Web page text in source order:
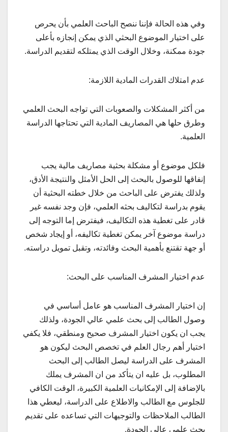
وفي هذه الحالة فإننا ننصح الباحث العلمي بأن يحرص
على اختيار الموضوع البحثي الذي يمكن إنجازه بأعلى
جودة ممكنة، وخلال الوقت الذي يمتلكه لتقديم الدراسة.
عدم امتلاك القدرات المادية اللازمة:
من أكثر المشكلات والصعوبات التي تواجه البحث العلمي
وطرق حلها هي المصاريف المادية التي تحتاجها الدراسة
العلمية.
فلكل موضوع أو مشكلة بحثية مصاريف مالية يجب
إنفاقها للوصول بالبحث إلى الحل الأمثل والنتيجة الأدق،
ولذلك يفترض على الباحث من خلال خطته البحثية أن
يقوم بدراسة لتكاليف بحثه العلمي، فإن وجد نفسه غير
قادر على تغطية هذه التكاليف، فيفترض إما التوجه إلى
دراسة موضوع آخر يمكن تغطية تكاليفه، أو إيجاد شخص
أو جهة تقتنع بأهمية البحث وفائدته، وتقبل تمويل دراسته.
عدم اختيار المشرف المناسب على البحث:
إن اختيار المشرف المناسب هو عامل أساسي في
وصول الطالب إلى بحث علمي عالي الجودة، ولذلك
يجب ان يكون اختيار المشرف صحيح ومنطقي، فلا يكفي
اختيار أهم رجال العلم في تخصص البحث ليكون هو
المشرف على الدراسة ليصل الطالب إلى البحث
المطلوب، بل عليه ان يتأكد من ان المشرف يملك
بالإضافة إلى الإمكانيات العلمية الكبيرة، الوقت الكافي
للجلوس مع الطالب والاطلاع على الدراسة، ليعطي هذا
الطالب الملاحظات والتوجيهات التي تساعده على تقديم
بحث علمي عالي الجودة.